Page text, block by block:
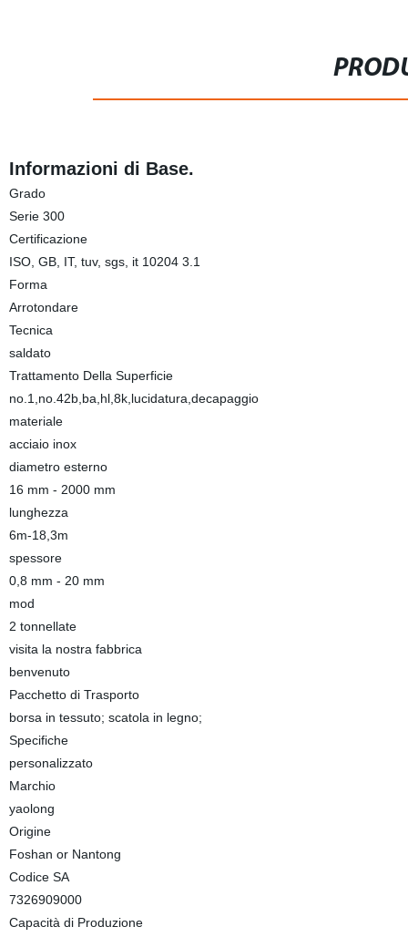
Informazioni di Base.
Grado
Serie 300
Certificazione
ISO, GB, IT, tuv, sgs, it 10204 3.1
Forma
Arrotondare
Tecnica
saldato
Trattamento Della Superficie
no.1,no.42b,ba,hl,8k,lucidatura,decapaggio
materiale
acciaio inox
diametro esterno
16 mm - 2000 mm
lunghezza
6m-18,3m
spessore
0,8 mm - 20 mm
mod
2 tonnellate
visita la nostra fabbrica
benvenuto
Pacchetto di Trasporto
borsa in tessuto; scatola in legno;
Specifiche
personalizzato
Marchio
yaolong
Origine
Foshan or Nantong
Codice SA
7326909000
Capacità di Produzione